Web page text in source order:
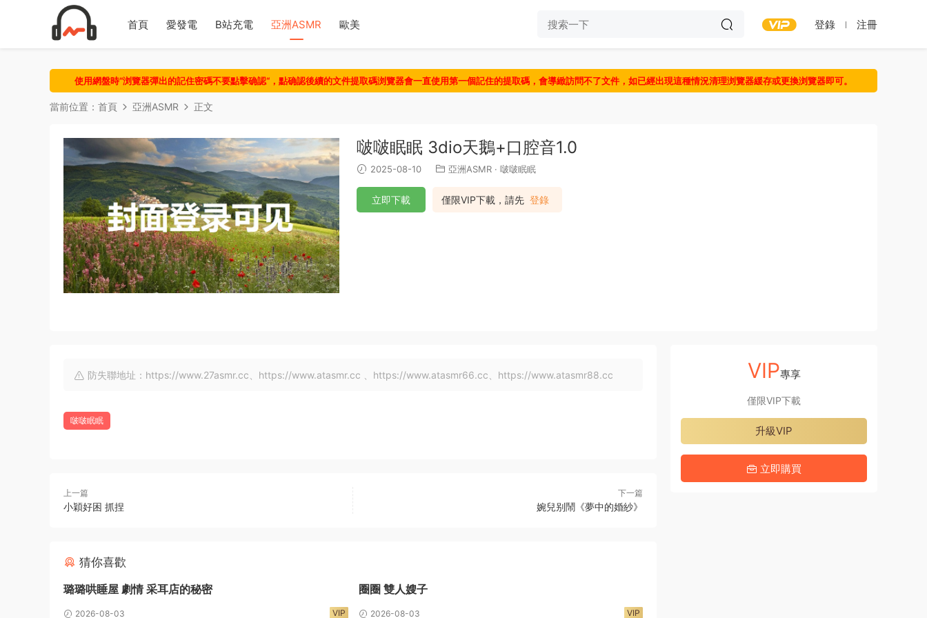
首頁 愛發電 B站充電 亞洲ASMR 歐美 登錄 注冊
使用網盤時“浏覽器彈出的記住密碼不要點擊确認“，點确認後續的文件提取碼浏覽器會一直使用第一個記住的提取碼，會導緻訪問不了文件，如已經出現這種情況清理浏覽器緩存或更換浏覽器即可。
當前位置： 首頁 亞洲ASMR 正文
啵啵眠眠 3dio天鵝+口腔音1.0
2025-08-10 亞洲ASMR · 啵啵眠眠
僅限VIP下載，請先 登錄
立即下載
防失聯地址：https://www.27asmr.cc、https://www.atasmr.cc 、https://www.atasmr66.cc、https://www.atasmr88.cc
啵啵眠眠
上一篇
小穎好困 抓捏
下一篇
婉兒别鬧《夢中的婚紗》
猜你喜歡
璐璐哄睡屋 劇情 采耳店的秘密
2026-08-03 VIP
圈圈 雙人嫂子
2026-08-03 VIP
VIP專享
僅限VIP下載
升級VIP
立即購買